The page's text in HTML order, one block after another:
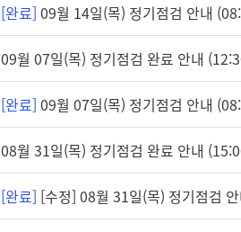
[완료] 09월 14일(목) 정기점검 안내
09월 07일(목) 정기점검 완료 안내
[완료] 09월 07일(목) 정기점검 안내
08월 31일(목) 정기점검 완료 안내
[완료] [수정] 08월 31일(목) 정기점검